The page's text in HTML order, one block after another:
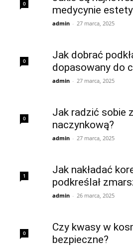
0
0
0
1
0
medycynie
admin - 27 marca, 2025
Jak dobrać
dopasowany do
admin - 27 marca, 2025
Jak radzić sobie
naczynkową?
admin - 27 marca, 2025
Jak nakładać
podkreślał
admin - 26 marca, 2025
Czy kwasy w
bezpieczne?